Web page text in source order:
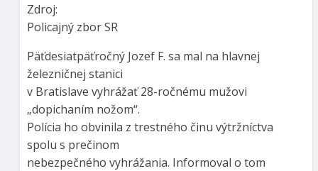
Zdroj:
Policajný zbor SR
Päťdesiatpäťročný Jozef F. sa mal na hlavnej
železničnej stanici
v Bratislave vyhrážať 28-ročnému mužovi
„dopichaním nožom“.
Polícia ho obvinila z trestného činu výtržníctva
spolu s prečinom
nebezpečného vyhrážania. Informoval o tom